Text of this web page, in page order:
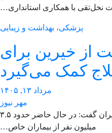
با همکاری استانداری…
پزشکی، بهداشت و زیبایی
از خیرین برای
کمک می‌گیرد
مرداد ۱۳, ۱۴۰۵
مهر نیوز
مدیرعامل سازمان بیمه سلامت ایران گفت: در حال حاضر حدود ۳.۵
میلیون نفر از بیماران خاص…